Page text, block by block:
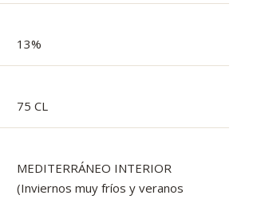
13%
75 CL
MEDITERRÁNEO INTERIOR
(Inviernos muy fríos y veranos